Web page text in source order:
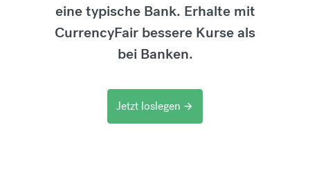
eine typische Bank. Erhalte mit
CurrencyFair bessere Kurse als
bei Banken.
Jetzt loslegen arrow_forward